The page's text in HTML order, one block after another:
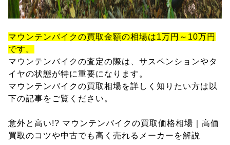
マウンテンバイクの買取金額の相場は1万円～10万円
です。
マウンテンバイクの査定の際は、サスペンションやタ
イヤの状態が特に重要になります。
マウンテンバイクの買取相場を詳しく知りたい方は以
下の記事をご覧ください。
意外と高い!? マウンテンバイクの買取価格相場｜高価
買取のコツや中古でも高く売れるメーカーを解説